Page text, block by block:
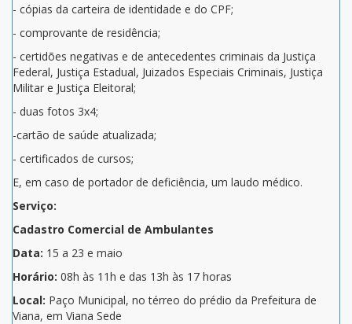
- cópias da carteira de identidade e do CPF;
- comprovante de residência;
- certidões negativas e de antecedentes criminais da Justiça
Federal, Justiça Estadual, Juizados Especiais Criminais, Justiça
Militar e Justiça Eleitoral;
- duas fotos 3x4;
-cartão de saúde atualizada;
- certificados de cursos;
E, em caso de portador de deficiência, um laudo médico.
Serviço:
Cadastro Comercial de Ambulantes
Data: 15 a 23 e maio
Horário: 08h às 11h e das 13h às 17 horas
Local: Paço Municipal, no térreo do prédio da Prefeitura de
Viana, em Viana Sede